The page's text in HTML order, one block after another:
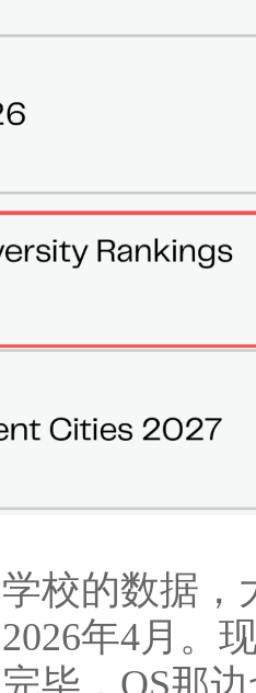
校的数据，
年4月。
毕，QS那